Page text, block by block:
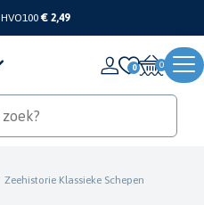
HVO100 € 2,49
0
Zeehistorie Klassieke Schepen